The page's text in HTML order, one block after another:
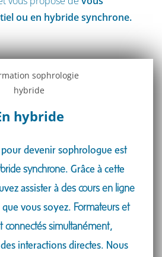
ou en hybride synchrone.
hybride​
devenir sophrologue est
synchrone. Grâce à cette
assister à des cours en ligne
vous soyez. Formateurs et
connectés simultanément,
interactions directes. Nous